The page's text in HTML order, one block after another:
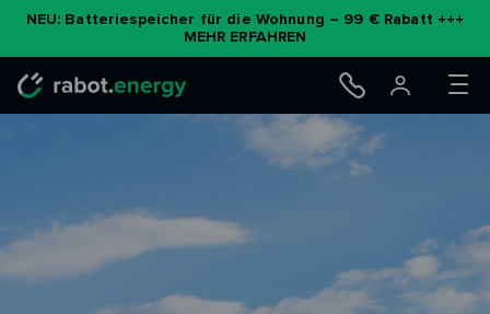
NEU: Batteriespeicher für die Wohnung – 99 € Rabatt +++
MEHR ERFAHREN
Zum
Inhalt
springen